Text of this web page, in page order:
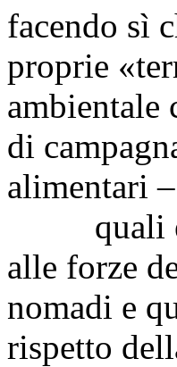
facendo sì
proprie
ambientale
di
alimentari
quali
alle forze
nomadi e
rispetto